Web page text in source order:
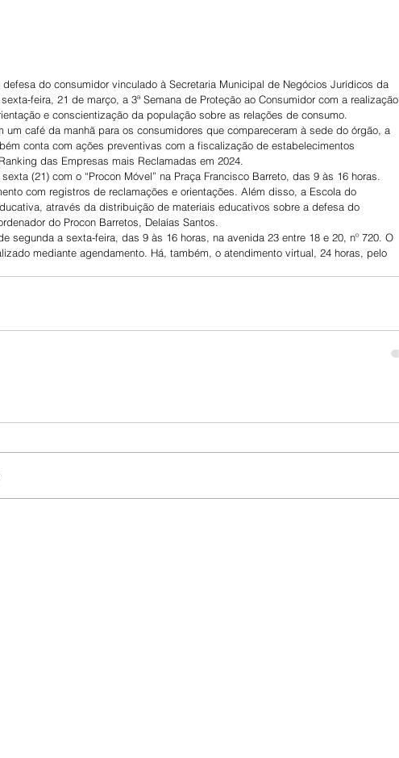
do consumidor vinculado à Secretaria Municipal de Negócios Jurídicos da
feira, 21 de março, a 3ª Semana de Proteção ao Consumidor com a realização
e conscientização da população sobre as relações de consumo.
um café da manhã para os consumidores que compareceram à sede do órgão, a
conta com ações preventivas com a fiscalização de estabelecimentos
das Empresas mais Reclamadas em 2024.
(21) com o “Procon Móvel” na Praça Francisco Barreto, das 9 às 16 horas.
com registros de reclamações e orientações. Além disso, a Escola do
através da distribuição de materiais educativos sobre a defesa do
do Procon Barretos, Delaías Santos.
segunda a sexta-feira, das 9 às 16 horas, na avenida 23 entre 18 e 20, nº 720. O
mediante agendamento. Há, também, o atendimento virtual, 24 horas, pelo